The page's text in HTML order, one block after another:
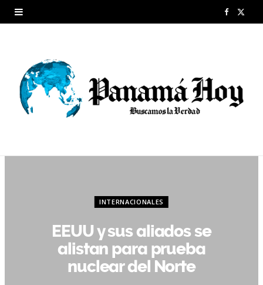
F
b
INTERNACIONALES
EEUU y sus aliados se
alistan para prueba
nuclear del Norte